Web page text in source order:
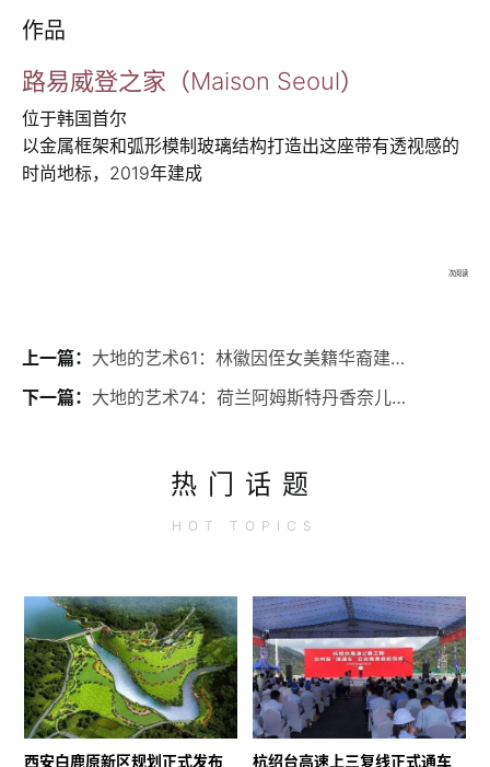
作品
路易威登之家（Maison Seoul）
位于韩国首尔
以金属框架和弧形模制玻璃结构打造出这座带有透视感的
时尚地标，2019年建成
次阅读
上一篇：
大地的艺术61：林徽因侄女美籍华裔建筑师林璎作品越战纪念碑
下一篇：
大地的艺术74：荷兰阿姆斯特丹香奈儿旗舰店
热门话题
HOT TOPICS
西安白鹿原新区规划正式发布 杭绍台高速上三复线正式通车